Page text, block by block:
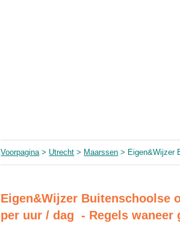
Voorpagina> Utrecht > Maarssen > Eigen&Wijzer
Eigen&Wijzer Buitenschoolse
per uur / dag - Regels waneer